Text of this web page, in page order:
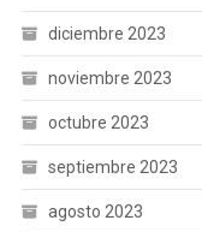
diciembre 2023
noviembre 2023
octubre 2023
septiembre 2023
agosto 2023